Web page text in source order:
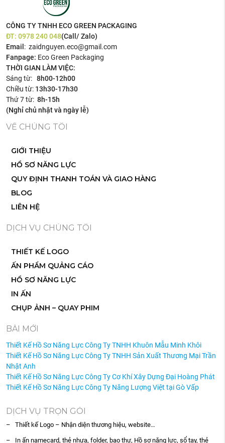
CÔNG TY TNHH ECO GREEN PACKAGING
ĐT:0978 240 048(Call/ Zalo)
Email : zaidnguyen.eco@gmail.com
Fanpage: Eco Green Packaging
THỜI GIAN LÀM VIỆC:
Sáng từ:8h00-12h00
Chiều từ: 13h30-17h30
Thứ 7 từ:8h-15h
(Nghỉ chủ nhật và ngày lễ)
VỀ CHÚNG TÔI
GIỚI THIỆU
HỒ SƠ NĂNG LỰC
QUY ĐỊNH THANH TOÁN VÀ GIAO HÀNG
BLOG
LIÊN HỆ
DỊCH VỤ CHÚNG TÔI
THIẾT KẾ LOGO
ẤN PHẨM QUẢNG CÁO
HỒ SƠ NĂNG LỰC
IN ẤN
CHỤP ẢNH – QUAY PHIM
BÀI MỚI
Thiết Kế Hồ Sơ Năng Lực Công Ty TNHH Khuôn Mẫu Minh Khôi
Thiết Kế Hồ Sơ Năng Lực Công Ty TNHH Sản Xuất Thương Mại Trần
Nhật Anh
Thiết Kế Hồ Sơ Năng Lực Công Ty Cơ Khí Xây Dựng Đại Hoàng Phát
Thiết Kế Hồ Sơ Năng Lực Công Ty Năng Lượng Việt tại Gò Vấp
DỊCH VỤ TRỌN GÓI
– Thiết kế Logo – Nhận diện thương hiệu, website…
– In ấn namecard, thẻ nhựa, folder, bao thư, Hồ sơ năng lực, sổ tay, thẻ